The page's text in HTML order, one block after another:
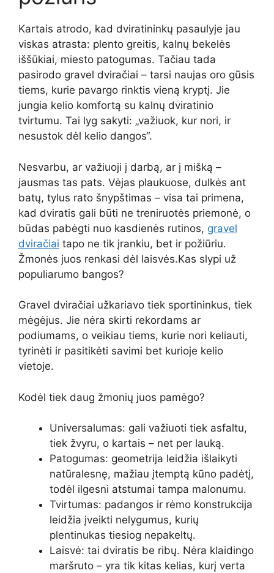
Kartais atrodo, kad dviratininkų pasaulyje jau
viskas atrasta: plento greitis, kalnų bekelės
iššūkiai, miesto patogumas. Tačiau tada
pasirodo gravel dviračiai – tarsi naujas oro gūsis
tiems, kurie pavargo rinktis vieną kryptį. Jie
jungia kelio komfortą su kalnų dviratinio
tvirtumu. Tai lyg sakyti: „važiuok, kur nori, ir
nesustok dėl kelio dangos“.
Nesvarbu, ar važiuoji į darbą, ar į mišką –
jausmas tas pats. Vėjas plaukuose, dulkės ant
batų, tylus rato šnypštimas – visa tai primena,
kad dviratis gali būti ne treniruotės priemonė, o
būdas pabėgti nuo kasdienės rutinos, gravel
dviračiai tapo ne tik įrankiu, bet ir požiūriu.
Žmonės juos renkasi dėl laisvės.Kas slypi už
populiarumo bangos?
Gravel dviračiai užkariavo tiek sportininkus, tiek
mėgėjus. Jie nėra skirti rekordams ar
podiumams, o veikiau tiems, kurie nori keliauti,
tyrinėti ir pasitikėti savimi bet kurioje kelio
vietoje.
Kodėl tiek daug žmonių juos pamėgo?
Universalumas: gali važiuoti tiek asfaltu,
tiek žvyru, o kartais – net per lauką.
Patogumas: geometrija leidžia išlaikyti
natūralesnę, mažiau įtemptą kūno padėtį,
todėl ilgesni atstumai tampa malonumu.
Tvirtumas: padangos ir rėmo konstrukcija
leidžia įveikti nelygumus, kurių
plentinukas tiesiog nepakeltų.
Laisvė: tai dviratis be ribų. Nėra klaidingo
maršruto – yra tik kitas kelias, kurį verta